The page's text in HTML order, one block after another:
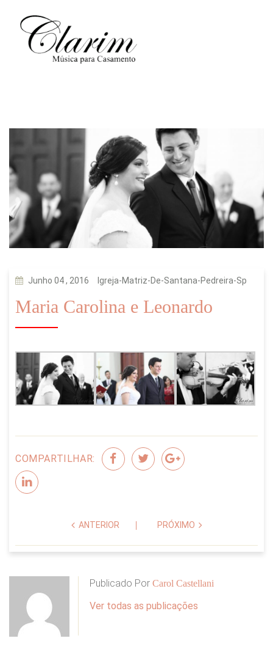
Junho 04 , 2016 Igreja-Matriz-De-Santana-Pedreira-Sp
Maria Carolina e Leonardo
COMPARTILHAR:
ANTERIOR PRÓXIMO
Publicado Por Carol Castellani
Ver todas as publicações